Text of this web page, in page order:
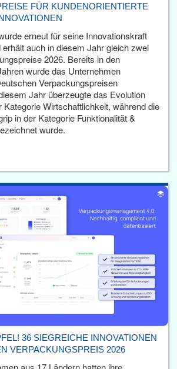
FÜR KUNDENORIENTIERTE
erneut für seine Innovationskraft
auch in diesem Jahr gleich zwei
2026. Bereits in den
wurde das Unternehmen
Verpackungspreisen
Jahr überzeugte das Evolution
Kategorie Wirtschaftlichkeit, während die
in der Kategorie Funktionalität &
wurde.
36 SIEGREICHE INNOVATIONEN
VERPACKUNGSPREIS 2026